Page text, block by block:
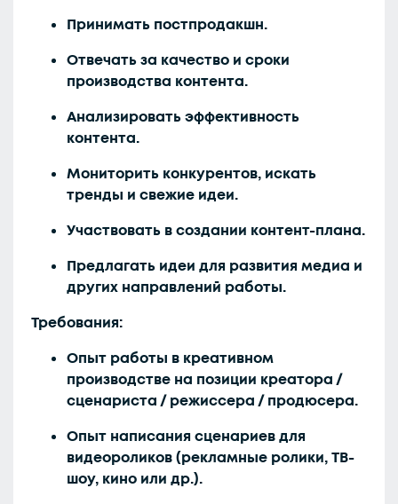
Принимать постпродакшн.
Отвечать за качество и сроки
производства контента.
Анализировать эффективность
контента.
Мониторить конкурентов, искать
тренды и свежие идеи.
Участвовать в создании контент-плана.
Предлагать идеи для развития медиа и
других направлений работы.
Требования:
Опыт работы в креативном
производстве на позиции креатора /
сценариста / режиссера / продюсера.
Опыт написания сценариев для
видеороликов (рекламные ролики, ТВ-
шоу, кино или др.).